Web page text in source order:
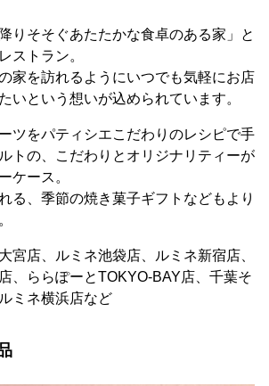
りそそぐあたたかな食卓のある家」と
ストラン。
家を訪れるようにいつでも気軽にお店
いという想いが込められています。
ツをパティシエこだわりのレシピで手
トの、こだわりとオリジナリティーが
ケース。
る、季節の焼き菓子ギフトなどもより
宮店、ルミネ池袋店、ルミネ新宿店、
、ららぽーとTOKYO-BAY店、千葉そ
ミネ横浜店など